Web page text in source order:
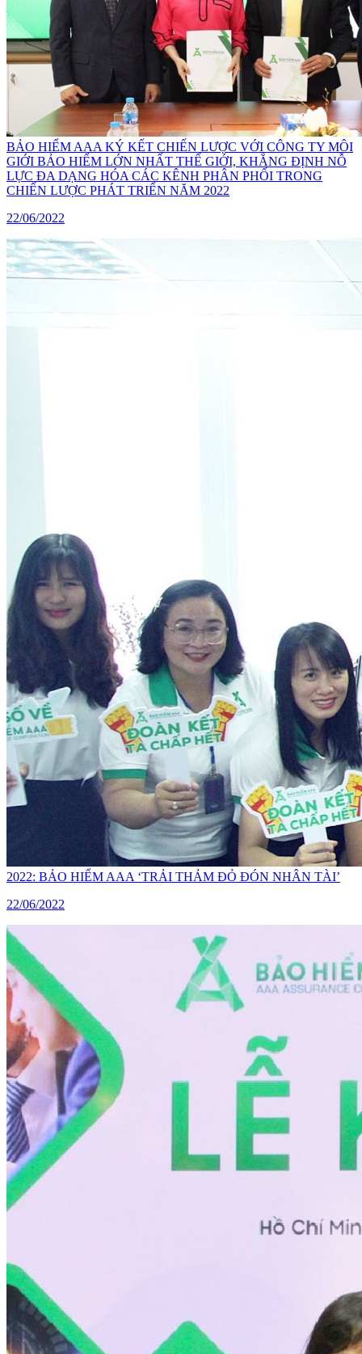
BẢO HIỂM AAA KÝ KẾT CHIẾN LƯỢC VỚI CÔNG TY MÔI
GIỚI BẢO HIỂM LỚN NHẤT THẾ GIỚI, KHẲNG ĐỊNH NỖ
LỰC ĐA DẠNG HÓA CÁC KÊNH PHÂN PHỐI TRONG
CHIẾN LƯỢC PHÁT TRIỂN NĂM 2022
22/06/2022
2022: BẢO HIỂM AAA ‘TRẢI THẢM ĐỎ ĐÓN NHÂN TÀI’
22/06/2022